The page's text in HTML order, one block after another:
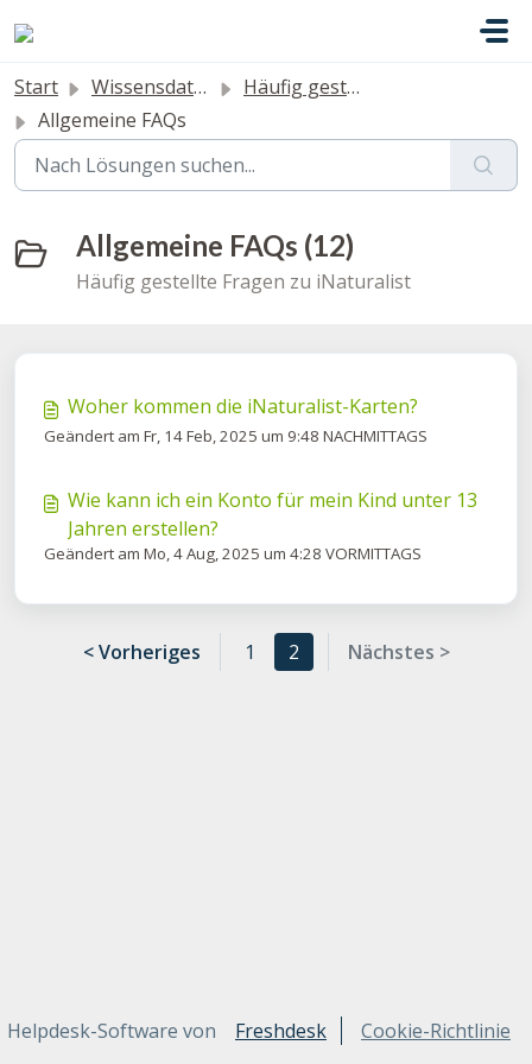
Start Wissensdatenbank
Häufig gestellte Fragen
Allgemeine FAQs
Allgemeine FAQs (12)
Häufig gestellte Fragen zu iNaturalist
Woher kommen die iNaturalist-Karten?
Geändert am Fr, 14 Feb, 2025 um 9:48 NACHMITTAGS
Wie kann ich ein Konto für mein Kind unter 13
Jahren erstellen?
Geändert am Mo, 4 Aug, 2025 um 4:28 VORMITTAGS
< Vorheriges 1 2 Nächstes >
Helpdesk-Software von Freshdesk Cookie-Richtlinie